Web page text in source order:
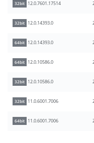
32bit 12.0.7601.17514
32bit 12.0.14393.0
64bit 12.0.14393.0
64bit 12.0.10586.0
32bit 12.0.10586.0
32bit 11.0.6001.7006
64bit 11.0.6001.7006